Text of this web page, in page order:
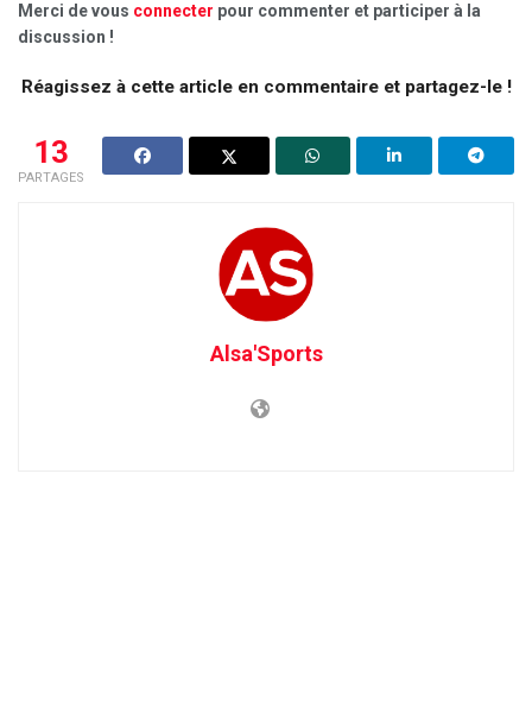
Merci de vous connecter pour commenter et participer à la
discussion !
Réagissez à cette article en commentaire et partagez-le !
13
PARTAGES
Alsa'Sports